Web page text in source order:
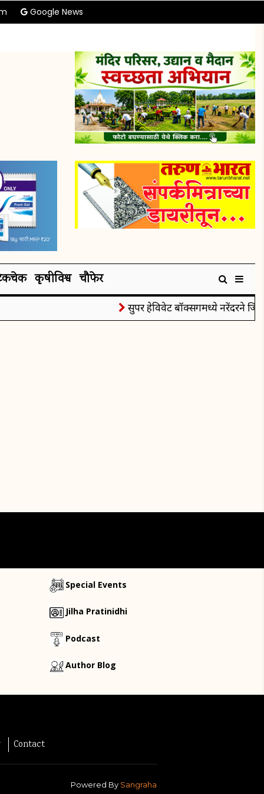
Google News
कृषीविश्व चौफेर
सुपर हेविवेट बॉक्सिंगमध्ये नरेंदरने
Special Events
Jilha Pratinidhi
Podcast
Author Blog
Contact
Powered By Sangraha